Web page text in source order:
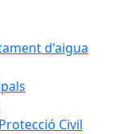
d'aigua
Civil